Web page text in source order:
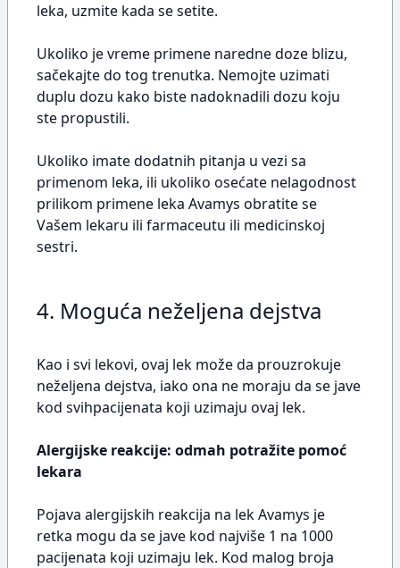
leka, uzmite kada se setite.
Ukoliko je vreme primene naredne doze blizu,
sačekajte do tog trenutka. Nemojte uzimati
duplu dozu kako biste nadoknadili dozu koju
ste propustili.
Ukoliko imate dodatnih pitanja u vezi sa
primenom leka, ili ukoliko osećate nelagodnost
prilikom primene leka Avamys obratite se
Vašem lekaru ili farmaceutu ili medicinskoj
sestri.
4. Moguća neželjena dejstva
Kao i svi lekovi, ovaj lek može da prouzrokuje
neželjena dejstva, iako ona ne moraju da se jave
kod svihpacijenata koji uzimaju ovaj lek.
Alergijske reakcije: odmah potražite pomoć
lekara
Pojava alergijskih reakcija na lek Avamys je
retka mogu da se jave kod najviše 1 na 1000
pacijenata koji uzimaju lek. Kod malog broja